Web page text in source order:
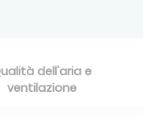
dell'aria e
ventilazione